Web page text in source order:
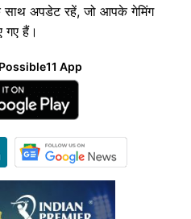
साथ अपडेट रहें, जो आपके गेमिंग
गए हैं।
App